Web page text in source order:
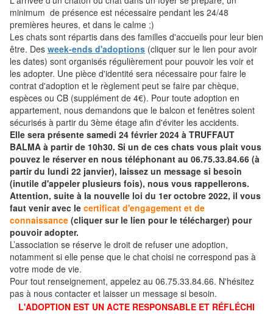
minimum de présence est nécessaire pendant les 24/48
premières heures, et dans le calme ;)
Les chats sont répartis dans des familles d'accueils pour leur bien
être. Des week-ends d'adoptions (cliquer sur le lien pour avoir
les dates) sont organisés régulièrement pour pouvoir les voir et
les adopter. Une pièce d'identité sera nécessaire pour faire le
contrat d'adoption et le règlement peut se faire par chèque,
espèces ou CB (supplément de 4€). Pour toute adoption en
appartement, nous demandons que le balcon et fenêtres soient
sécurisés à partir du 3ème étage afin d'éviter les accidents.
Elle sera présente samedi 24 février 2024 à TRUFFAUT
BALMA à partir de 10h30. Si un de ces chats vous plait vous
pouvez le réserver en nous téléphonant au 06.75.33.84.66 (à
partir du lundi 22 janvier), laissez un message si besoin
(inutile d'appeler plusieurs fois), nous vous rappellerons.
Attention, suite à la nouvelle loi du 1er octobre 2022, il vous
faut venir avec le certificat d'engagement et de
connaissance (cliquer sur le lien pour le télécharger) pour
pouvoir adopter.
L’association se réserve le droit de refuser une adoption,
notamment si elle pense que le chat choisi ne correspond pas à
votre mode de vie.
Pour tout renseignement, appelez au 06.75.33.84.66. N'hésitez
pas à nous contacter et laisser un message si besoin.
L'ADOPTION EST UN ACTE RESPONSABLE ET RÉFLÉCHI